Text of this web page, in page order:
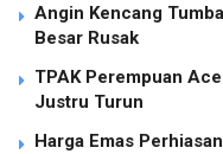
Angin Kencang
Besar Rusak
TPAK Perempuan
Justru Turun
Harga Emas